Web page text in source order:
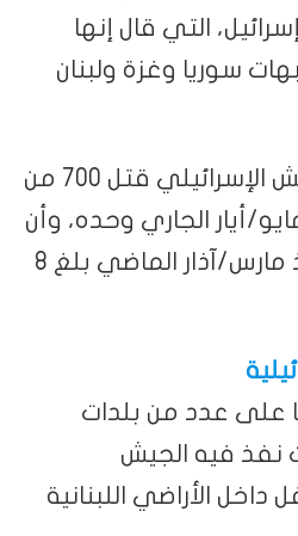
التي قال إنها
سوريا وغزة ولبنان
وزعم نتنياهو أن الجيش الإسرائيلي قتل 700 من
أيار الجاري وحده، وأن
عدد قتلى الحزب منذ مارس/آذار الماضي بلغ 8
على عدد من بلدات
نفذ فيه الجيش
داخل الأراضي اللبنانية